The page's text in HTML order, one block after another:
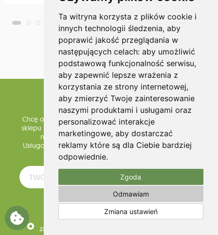
Ta witryna korzysta z plików cookie i
innych technologii śledzenia, aby
poprawić jakość przeglądania w
następujących celach: aby umożliwić
podstawową funkcjonalność serwisu,
aby zapewnić lepsze wrażenia z
korzystania ze strony internetowej,
aby zmierzyć Twoje zainteresowanie
naszymi produktami i usługami oraz
personalizować interakcje
marketingowe, aby dostarczać
reklamy które są dla Ciebie bardziej
odpowiednie.
Zgoda
Odmawiam
Zmiana ustawień
więcej
Zapisz się do Newslettera
Chcę otrzymywać informacje o promocjach i nowościach
sklepu internetowego www.olium.pl oraz wyrażam zgodę
na przetwarzanie mojego adresu e-mail przez
Usługodawcę dla celów związanych z usługą subskrypcji
Newslettera.
WYŚLIJ
zapisz